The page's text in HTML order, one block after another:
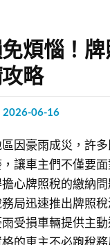
煩惱！
略
2026-06-16
因豪雨成災，許
讓車主們不僅要
心牌照稅的繳納
局迅速推出牌照
受損車輛提供主
的車主不必跑稅